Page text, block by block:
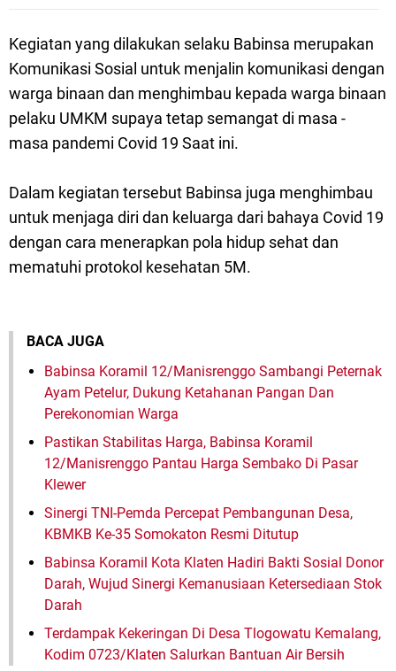
Kegiatan yang dilakukan selaku Babinsa merupakan
Komunikasi Sosial untuk menjalin komunikasi dengan
warga binaan dan menghimbau kepada warga binaan
pelaku UMKM supaya tetap semangat di masa -
masa pandemi Covid 19 Saat ini.
Dalam kegiatan tersebut Babinsa juga menghimbau
untuk menjaga diri dan keluarga dari bahaya Covid 19
dengan cara menerapkan pola hidup sehat dan
mematuhi protokol kesehatan 5M.
BACA JUGA
Babinsa Koramil 12/Manisrenggo Sambangi Peternak
Ayam Petelur, Dukung Ketahanan Pangan Dan
Perekonomian Warga
Pastikan Stabilitas Harga, Babinsa Koramil
12/Manisrenggo Pantau Harga Sembako Di Pasar
Klewer
Sinergi TNI-Pemda Percepat Pembangunan Desa,
KBMKB Ke-35 Somokaton Resmi Ditutup
Babinsa Koramil Kota Klaten Hadiri Bakti Sosial Donor
Darah, Wujud Sinergi Kemanusiaan Ketersediaan Stok
Darah
Terdampak Kekeringan Di Desa Tlogowatu Kemalang,
Kodim 0723/Klaten Salurkan Bantuan Air Bersih